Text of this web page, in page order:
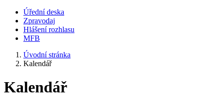
Úřední deska
Zpravodaj
Hlášení rozhlasu
MFB
Úvodní stránka
Kalendář
Kalendář